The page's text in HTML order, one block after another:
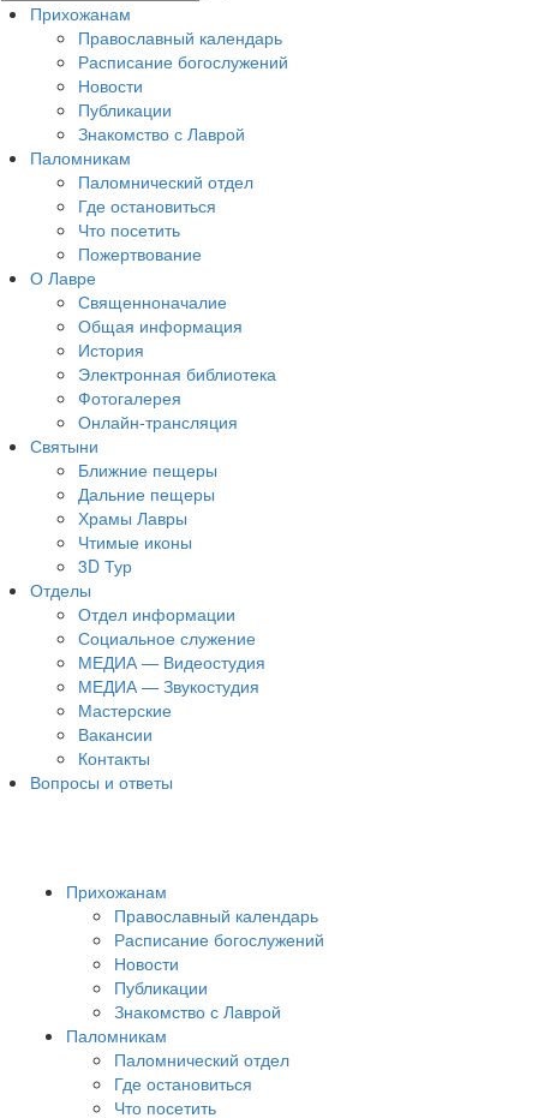
Прихожанам
Православный календарь
Расписание богослужений
Новости
Публикации
Знакомство с Лаврой
Паломникам
Паломнический отдел
Где остановиться
Что посетить
Пожертвование
О Лавре
Священноначалие
Общая информация
История
Электронная библиотека
Фотогалерея
Онлайн-трансляция
Святыни
Ближние пещеры
Дальние пещеры
Храмы Лавры
Чтимые иконы
3D Тур
Отделы
Отдел информации
Социальное служение
МЕДИА — Видеостудия
МЕДИА — Звукостудия
Мастерские
Вакансии
Контакты
Вопросы и ответы
Прихожанам
Православный календарь
Расписание богослужений
Новости
Публикации
Знакомство с Лаврой
Паломникам
Паломнический отдел
Где остановиться
Что посетить